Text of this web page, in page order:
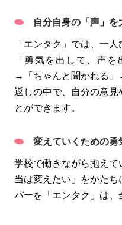
自分自身の「声」を
「エンタク」では、一
「勇気を出して、声を
→「ちゃんと聞かれる」
返しの中で、自分の意見
とができます。
変えていくための勇
学校で働きながら抱え
当は変えたい」をかた
バーを「エンタク」は、